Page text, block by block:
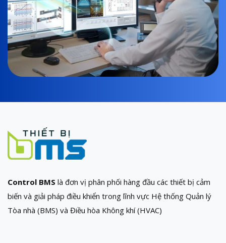
Control BMS là đơn vị phân phối hàng đầu các thiết bị cảm
biến và giải pháp điều khiển trong lĩnh vực Hệ thống Quản lý
Tòa nhà (BMS) và Điều hòa Không khí (HVAC)